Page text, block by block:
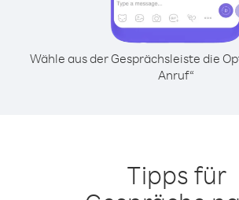
Wähle aus der Gesprächsleiste die
Anruf“
Tipps für